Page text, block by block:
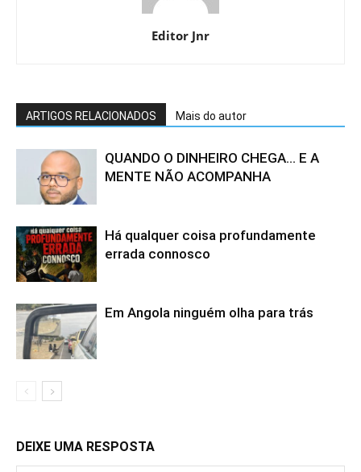
Editor Jnr
ARTIGOS RELACIONADOS Mais do autor
QUANDO O DINHEIRO CHEGA… E A
MENTE NÃO ACOMPANHA
Há qualquer coisa profundamente
errada connosco
Em Angola ninguém olha para trás
DEIXE UMA RESPOSTA